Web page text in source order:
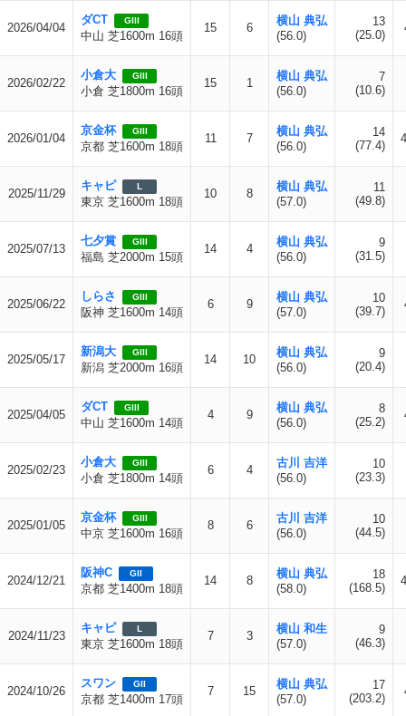
2026/04/04
ダCT GIII
中山 芝1600m 16頭
15 6
横山 典弘
(56.0)
13
(25.0)
2026/02/22
小倉大 GIII
小倉 芝1800m 16頭
15 1
横山 典弘
(56.0)
7
(10.6)
2026/01/04
京金杯 GIII
京都 芝1600m 18頭
11 7
横山 典弘
(56.0)
14
(77.4)
2025/11/29
キャピ L
東京 芝1600m 18頭
10 8
横山 典弘
(57.0)
11
(49.8)
2025/07/13
七夕賞 GIII
福島 芝2000m 15頭
14 4
横山 典弘
(56.0)
9
(31.5)
2025/06/22
しらさ GIII
阪神 芝1600m 14頭
6 9
横山 典弘
(57.0)
10
(39.7)
2025/05/17
新潟大 GIII
新潟 芝2000m 16頭
14 10
横山 典弘
(56.0)
9
(20.4)
2025/04/05
ダCT GIII
中山 芝1600m 14頭
4 9
横山 典弘
(56.0)
8
(25.2)
2025/02/23
小倉大 GIII
小倉 芝1800m 14頭
6 4
古川 吉洋
(56.0)
10
(23.3)
2025/01/05
京金杯 GIII
中京 芝1600m 16頭
8 6
古川 吉洋
(56.0)
10
(44.5)
2024/12/21
阪神C GII
京都 芝1400m 18頭
14 8
横山 典弘
(58.0)
18
(168.5)
2024/11/23
キャピ L
東京 芝1600m 18頭
7 3
横山 和生
(57.0)
9
(46.3)
2024/10/26
スワン GII
京都 芝1400m 17頭
7 15
横山 典弘
(57.0)
17
(203.2)